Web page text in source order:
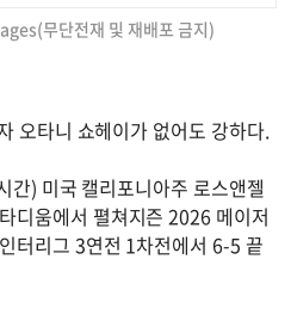
무단전재 및 재배포 금지)
오타니 쇼헤이가 없어도 강하다.
간) 미국 캘리포니아주 로스앤젤
디움에서 펼쳐지즌 2026 메이저
터리그 3연전 1차전에서 6-5 끝